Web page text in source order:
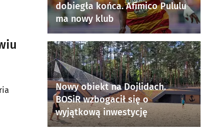
dobiegła końca. Afimico Pululu
ma nowy klub
Nowy obiekt na Dojlidach.
BOSiR wzbogacił się o
wyjątkową inwestycję